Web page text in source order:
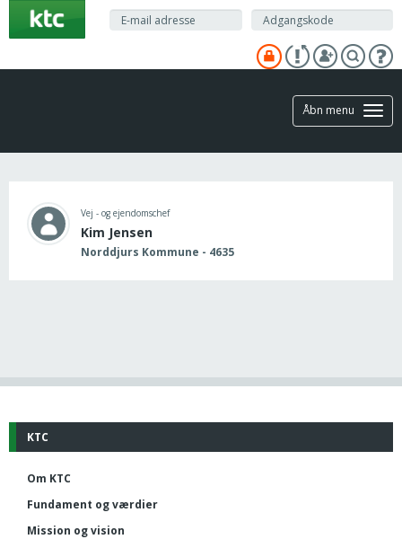
hovedindhold
Åbn menu
Vej - og ejendomschef
Kim Jensen
Norddjurs Kommune - 4635
KTC
Om KTC
Fundament og værdier
Mission og vision